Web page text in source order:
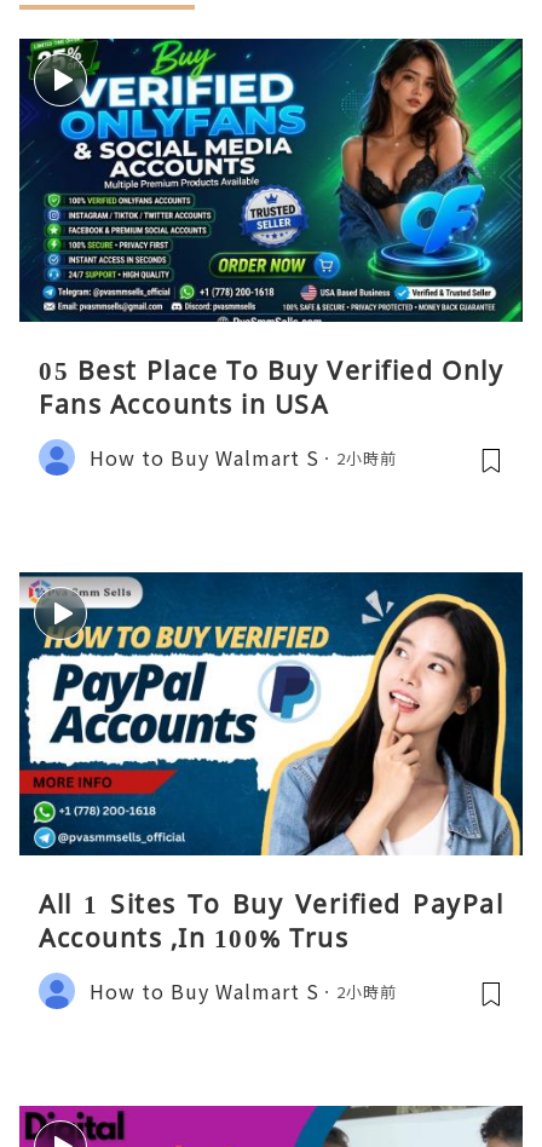
05 Best Place To Buy Verified Only
Fans Accounts in USA
How to Buy Walmart S 2小時前
All 1 Sites To Buy Verified PayPal
Accounts ,In 100% Trus
How to Buy Walmart S 2小時前